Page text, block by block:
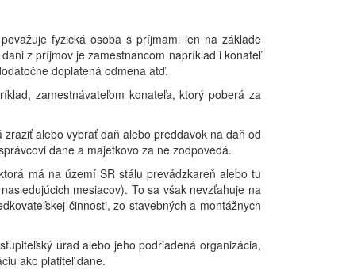
fyzická osoba s príjmami len na základe
z príjmov je zamestnancom napríklad i konateľ
doplatená odmena atď.
zamestnávateľom konateľa, ktorý poberá za
alebo vybrať daň alebo preddavok na daň od
dane a majetkovo za ne zodpovedá.
má na území SR stálu prevádzkareň alebo tu
mesiacov). To sa však nevzťahuje na
činnosti, zo stavebných a montážnych
úrad alebo jeho podriadená organizácia,
ako platiteľ dane.